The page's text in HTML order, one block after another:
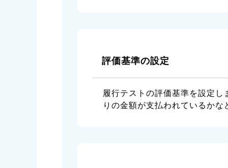
評価基準の設定
履行テストの評価基準を設定
りの金額が支払われているか